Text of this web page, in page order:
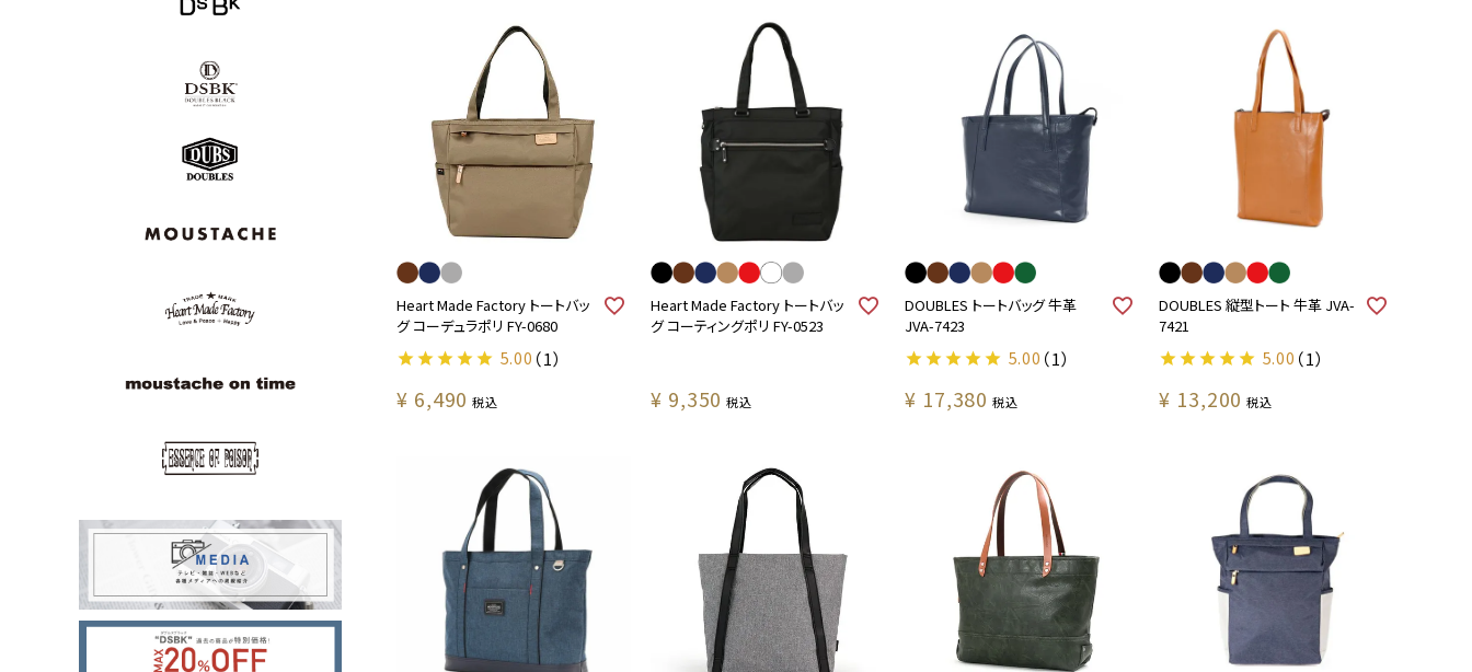
Heart Made Factory トートバッ
グ コーデュラポリ FY-0680
¥ 6,490 税込
5.00 （1）
Heart Made Factory トートバッ
グ コーティングポリ FY-0523
¥ 9,350 税込
DOUBLES トートバッグ 牛革
JVA-7423
¥ 17,380 税込
5.00 （1）
DOUBLES 縦型トート 牛革 JVA-
7421
¥ 13,200 税込
5.00 （1）